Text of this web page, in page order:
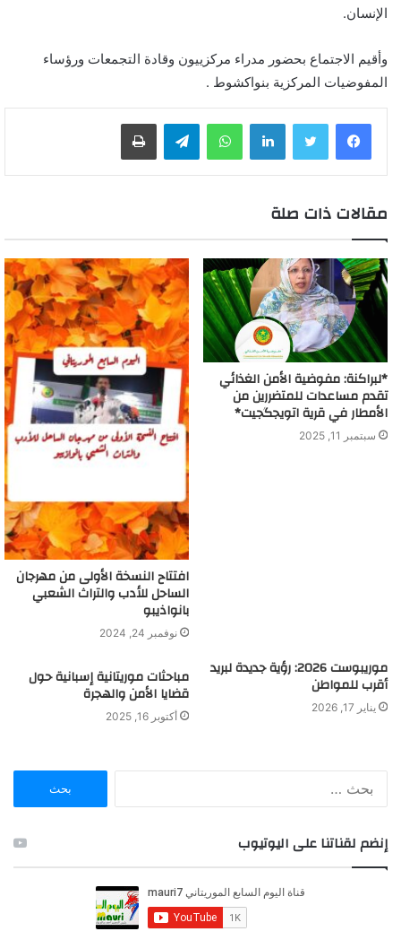
الإنسان.
وأقيم الاجتماع بحضور مدراء مركزييون وقادة التجمعات ورؤساء
المفوضيات المركزية بنواكشوط .
لينكدإن واتساب
مقالات ذات صلة
*لبراكنة: مفوضية الأمن الغذائي
تقدم مساعدات للمتضررين من
الأمطار في قرية اتويجگجيت*
سبتمبر 11, 2025
افتتاح النسخة الأولى من مهرجان
الساحل للأدب والتراث الشعبي
بانواذيبو
نوفمبر 24, 2024
موريبوست 2026: رؤية جديدة لبريد
أقرب للمواطن
يناير 17, 2026
مباحثات موريتانية إسبانية حول
قضايا الأمن والهجرة
أكتوبر 16, 2025
ن
:
إنضم لقناتنا على اليوتيوب